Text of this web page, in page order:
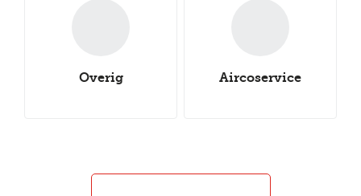
Overig Aircoservice
seasonbanden
Nieuwe zomerbanden Autocheck
Caravancheck Uitlijnen